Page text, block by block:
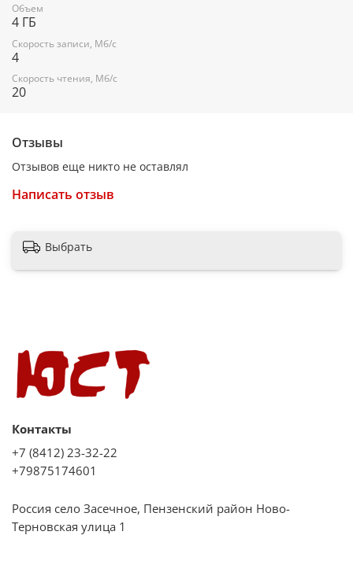
Объем
4 ГБ
Скорость записи, Мб/с
4
Скорость чтения, Мб/с
20
Отзывы
Отзывов еще никто не оставлял
Написать отзыв
Выбрать
Контакты
+7 (8412) 23-32-22
+79875174601
Россия село Засечное, Пензенский район Ново-
Терновская улица 1